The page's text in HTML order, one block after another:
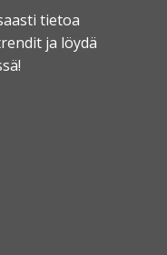
tietoa
ja löydä